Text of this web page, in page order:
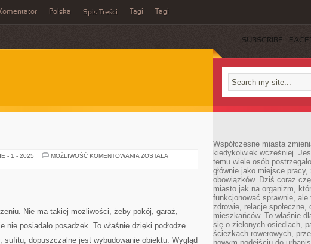
Komentator Polska Spis Treści Tagi Tagi
SUBSCRIBE
- 1 - 2025 MOŻLIWOŚĆ KOMENTOWANIA DYWANY
ZOSTAŁA
Nie ma takiej możliwości, żeby pokój, garaż,
posiadało posadzek. To właśnie dzięki podłodze
dopuszczalne jest wybudowanie obiektu. Wygląd
Współczesne miasta
kiedykolwiek wcześniej.
temu wiele osób
głównie jako miejsce
obowiązków. Dziś coraz
miasto jak na organizm,
funkcjonować sprawnie, ale
zdrowie, relacje społeczne,
mieszkańców. To właśnie
się o zielonych osiedlach,
ścieżkach rowerowych,